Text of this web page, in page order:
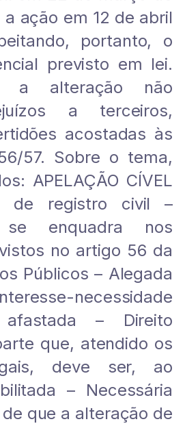
a ação em 12 de abril
portanto, o
previsto em lei.
a alteração não
a terceiros,
acostadas às
57. Sobre o tema,
APELAÇÃO CÍVEL
de registro civil –
enquadra nos
no artigo 56 da
Públicos – Alegada
necessidade
– Direito
que, atendido os
deve ser, ao
– Necessária
que a alteração de